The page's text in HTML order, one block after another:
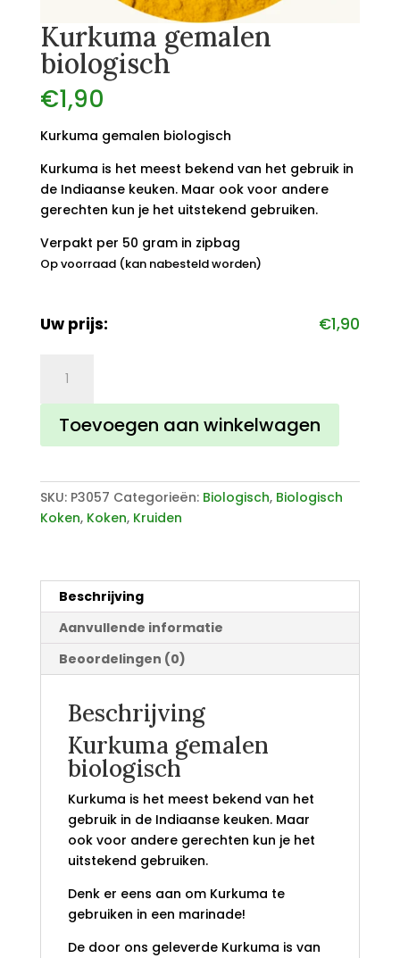
Kurkuma gemalen
biologisch
€1,90
Kurkuma gemalen biologisch
Kurkuma is het meest bekend van het gebruik in
de Indiaanse keuken. Maar ook voor andere
gerechten kun je het uitstekend gebruiken.
Verpakt per 50 gram in zipbag
Op voorraad (kan nabesteld worden)
Uw prijs: €1,90
gemalen
biologisch
aantal
Toevoegen aan winkelwagen
SKU: P3057 Categorieën: Biologisch, Biologisch
Koken, Koken, Kruiden
Beschrijving
Aanvullende informatie
Beoordelingen (0)
Beschrijving
Kurkuma gemalen
biologisch
Kurkuma is het meest bekend van het
gebruik in de Indiaanse keuken. Maar
ook voor andere gerechten kun je het
uitstekend gebruiken.
Denk er eens aan om Kurkuma te
gebruiken in een marinade!
De door ons geleverde Kurkuma is van